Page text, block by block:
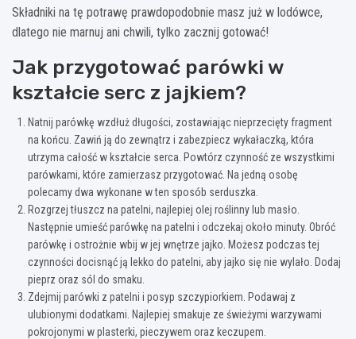
Składniki na tę potrawę prawdopodobnie masz już w lodówce,
dlatego nie marnuj ani chwili, tylko zacznij gotować!
Jak przygotować parówki w
kształcie serc z jajkiem?
Natnij parówkę wzdłuż długości, zostawiając nieprzecięty fragment
na końcu. Zawiń ją do zewnątrz i zabezpiecz wykałaczką, która
utrzyma całość w kształcie serca. Powtórz czynność ze wszystkimi
parówkami, które zamierzasz przygotować. Na jedną osobę
polecamy dwa wykonane w ten sposób serduszka.
Rozgrzej tłuszcz na patelni, najlepiej olej roślinny lub masło.
Następnie umieść parówkę na patelni i odczekaj około minuty. Obróć
parówkę i ostrożnie wbij w jej wnętrze jajko. Możesz podczas tej
czynności docisnąć ją lekko do patelni, aby jajko się nie wylało. Dodaj
pieprz oraz sól do smaku.
Zdejmij parówki z patelni i posyp szczypiorkiem. Podawaj z
ulubionymi dodatkami. Najlepiej smakuje ze świeżymi warzywami
pokrojonymi w plasterki, pieczywem oraz keczupem.